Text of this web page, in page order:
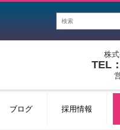
株
TEL
ブログ 採用情報